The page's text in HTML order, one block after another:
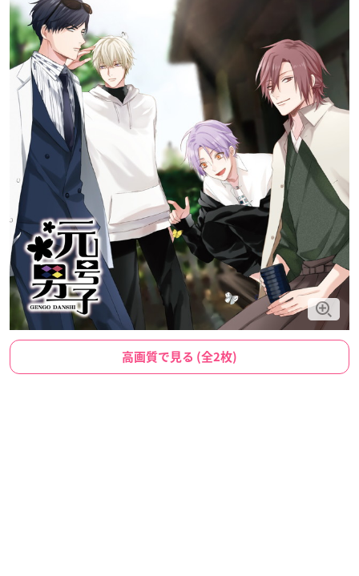
高画質で見る (全2枚)